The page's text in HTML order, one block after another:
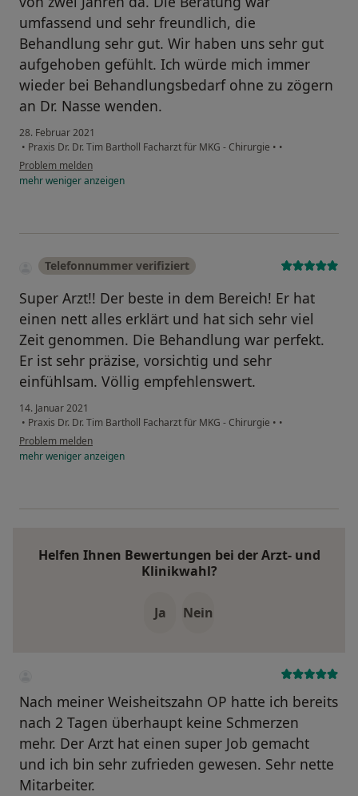
umfassend und sehr freundlich, die
Behandlung sehr gut. Wir haben uns sehr gut
aufgehoben gefühlt. Ich würde mich immer
wieder bei Behandlungsbedarf ohne zu zögern
an Dr. Nasse wenden.
28. Februar 2021
• Praxis Dr. Dr. Tim Bartholl Facharzt für MKG - Chirurgie • •
Problem melden
mehrwenigeranzeigen
Telefonnummer verifiziert
Super Arzt!! Der beste in dem Bereich! Er hat
einen nett alles erklärt und hat sich sehr viel
Zeit genommen. Die Behandlung war perfekt.
Er ist sehr präzise, vorsichtig und sehr
einfühlsam. Völlig empfehlenswert.
14. Januar 2021
• Praxis Dr. Dr. Tim Bartholl Facharzt für MKG - Chirurgie • •
Problem melden
mehrwenigeranzeigen
Helfen Ihnen Bewertungen bei der Arzt- und
Klinikwahl?
Ja Nein
Nach meiner Weisheitszahn OP hatte ich bereits
nach 2 Tagen überhaupt keine Schmerzen
mehr. Der Arzt hat einen super Job gemacht
und ich bin sehr zufrieden gewesen. Sehr nette
Mitarbeiter.